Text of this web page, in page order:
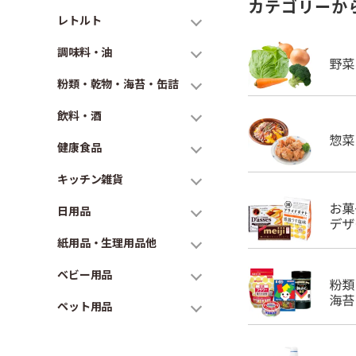
レトルト
調味料・油
粉類・乾物・海苔・缶詰
飲料・酒
健康食品
キッチン雑貨
日用品
紙用品・生理用品他
ベビー用品
ペット用品
カテゴリーか